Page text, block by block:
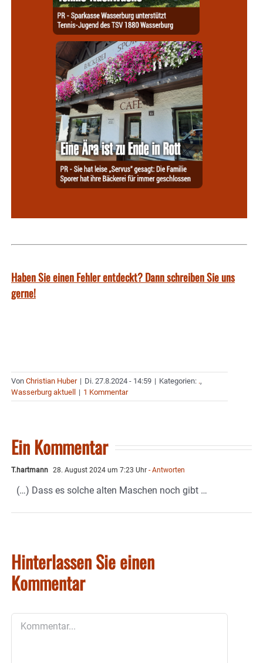
Haben Sie einen Fehler entdeckt? Dann schreiben Sie uns
gerne!
Von Christian Huber | Di. 27.8.2024 - 14:59 | Kategorien: .,
Wasserburg aktuell
| 1 Kommentar
Ein Kommentar
T.hartmann 28. August 2024 um 7:23 Uhr - Antworten
(…) Dass es solche alten Maschen noch gibt …
Hinterlassen Sie einen
Kommentar